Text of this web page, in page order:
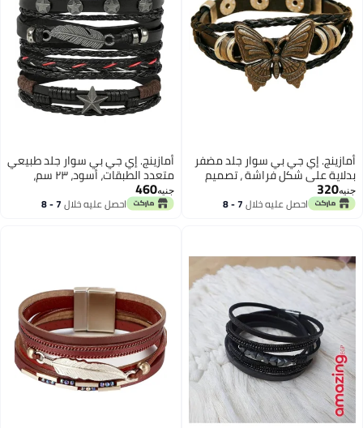
أمازينج. إي جي بي سوار جلد مضفر
بدلاية على شكل فراشة ، تصميم
متعدد الطبقات، سوار معصم عصري
للجنسين، 6 سم
جنيه320
احصل عليه خلال 7 - 8
اغسطس
أمازينج. إي جي بي سوار جلد طبيعي
متعدد الطبقات، أسود، ٢٣ سم،
للجنسين، مضفر يدويًا بلمسات من
النجوم والريش
جنيه460
احصل عليه خلال 7 - 8
اغسطس